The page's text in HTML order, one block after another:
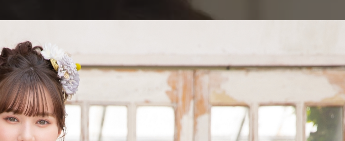
選ばれる理由